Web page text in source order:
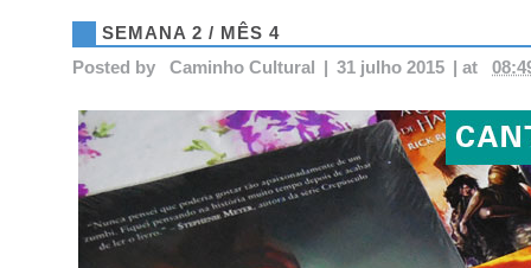
SEMANA 2 / MÊS 4
Posted by
Caminho Cultural | 31 julho 2015 | at